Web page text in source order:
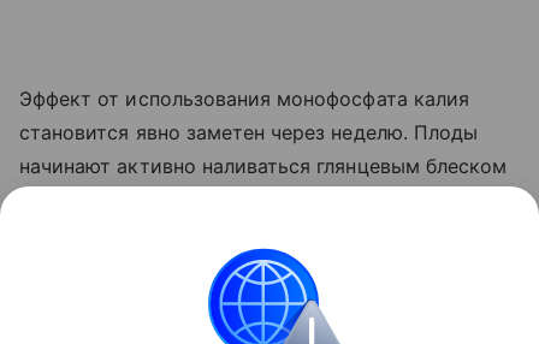
Эффект от использования монофосфата калия
становится явно заметен через неделю. Плоды
начинают активно наливаться глянцевым блеском
свою силу на том, чтобы дать урожайю
возможность нормально вызреть.